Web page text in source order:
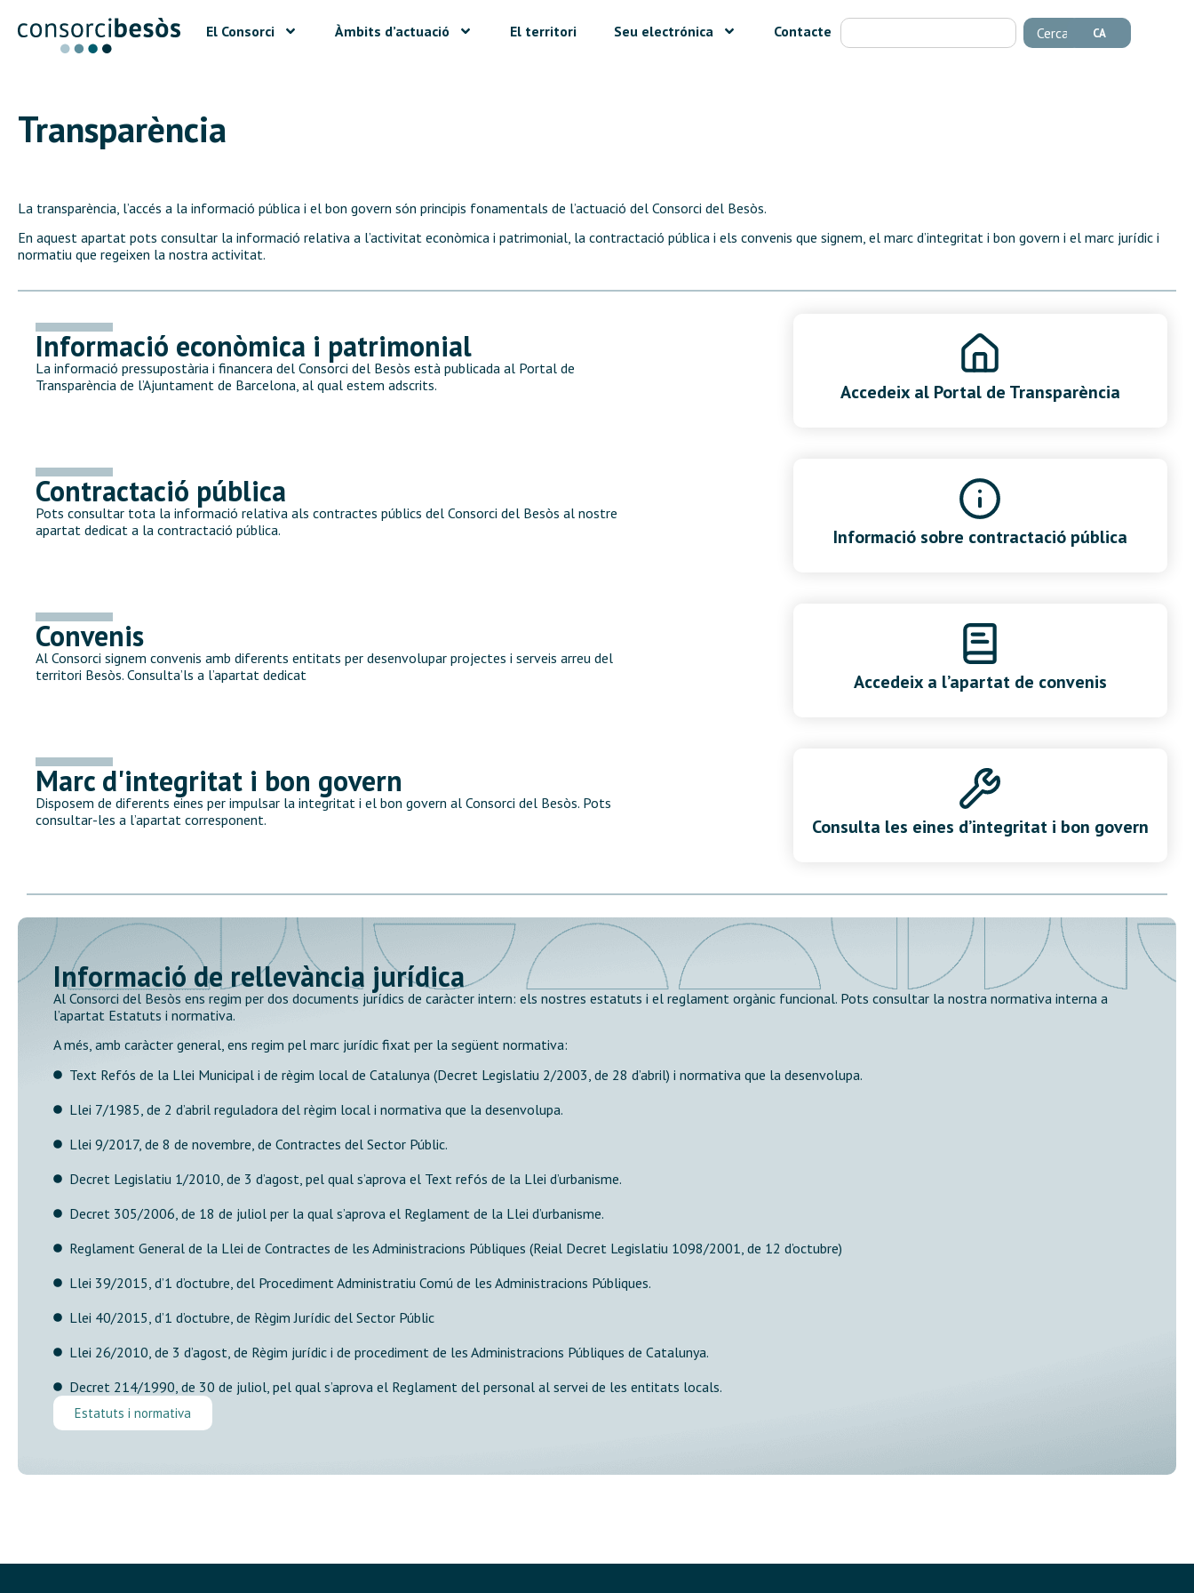
El Consorci Àmbits d’actuació El territori Seu electrónica Contacte Cerca CA
Transparència
La transparència, l’accés a la informació pública i el bon govern són principis fonamentals de l’actuació del Consorci del Besòs.
En aquest apartat pots consultar la informació relativa a l’activitat econòmica i patrimonial, la contractació pública i els convenis que signem, el marc d’integritat i bon govern i el marc jurídic i
normatiu que regeixen la nostra activitat.
Informació econòmica i patrimonial
La informació pressupostària i financera del Consorci del Besòs està publicada al Portal de
Transparència de l’Ajuntament de Barcelona, al qual estem adscrits.
Accedeix al Portal de Transparència
Contractació pública
Pots consultar tota la informació relativa als contractes públics del Consorci del Besòs al nostre
apartat dedicat a la contractació pública.
Informació sobre contractació pública
Convenis
Al Consorci signem convenis amb diferents entitats per desenvolupar projectes i serveis arreu del
territori Besòs. Consulta’ls a l’apartat dedicat
Accedeix a l’apartat de convenis
Marc d'integritat i bon govern
Disposem de diferents eines per impulsar la integritat i el bon govern al Consorci del Besòs. Pots
consultar-les a l’apartat corresponent.
Consulta les eines d’integritat i bon govern
Informació de rellevància jurídica
Al Consorci del Besòs ens regim per dos documents jurídics de caràcter intern: els nostres estatuts i el reglament orgànic funcional. Pots consultar la nostra normativa interna a
l’apartat Estatuts i normativa.
A més, amb caràcter general, ens regim pel marc jurídic fixat per la següent normativa:
Text Refós de la Llei Municipal i de règim local de Catalunya (Decret Legislatiu 2/2003, de 28 d’abril) i normativa que la desenvolupa.
Llei 7/1985, de 2 d’abril reguladora del règim local i normativa que la desenvolupa.
Llei 9/2017, de 8 de novembre, de Contractes del Sector Públic.
Decret Legislatiu 1/2010, de 3 d’agost, pel qual s’aprova el Text refós de la Llei d’urbanisme.
Decret 305/2006, de 18 de juliol per la qual s’aprova el Reglament de la Llei d’urbanisme.
Reglament General de la Llei de Contractes de les Administracions Públiques (Reial Decret Legislatiu 1098/2001, de 12 d’octubre)
Llei 39/2015, d’1 d’octubre, del Procediment Administratiu Comú de les Administracions Públiques.
Llei 40/2015, d’1 d’octubre, de Règim Jurídic del Sector Públic
Llei 26/2010, de 3 d’agost, de Règim jurídic i de procediment de les Administracions Públiques de Catalunya.
Decret 214/1990, de 30 de juliol, pel qual s’aprova el Reglament del personal al servei de les entitats locals.
Estatuts i normativa